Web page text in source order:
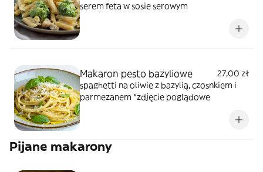
serem feta w sosie serowym
Makaron pesto bazyliowe
27,00 zł
spaghetti na oliwie z bazylią, czosnkiem i
parmezanem *zdjęcie poglądowe
Pijane makarony